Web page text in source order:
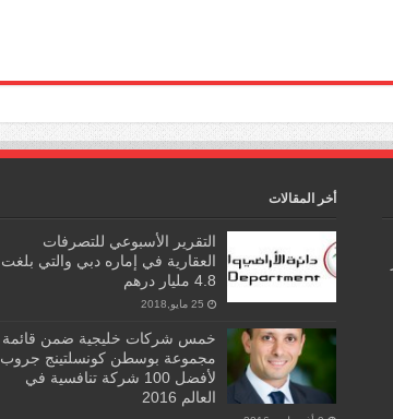
أخر المقالات
التقرير الأسبوعي للتصرفات
العقارية في إماره دبي والتي بلغت
4.8 مليار درهم
25 مايو,2018
خمس شركات خليجية ضمن قائمة
مجموعة بوسطن كونسلتينج جروب
لأفضل 100 شركة تنافسية في
العالم 2016